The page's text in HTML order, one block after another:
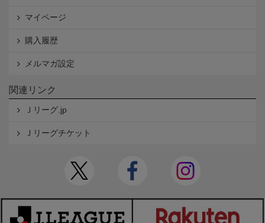
マイページ
購入履歴
メルマガ設定
関連リンク
Ｊリーグ.jp
Ｊリーグチケット